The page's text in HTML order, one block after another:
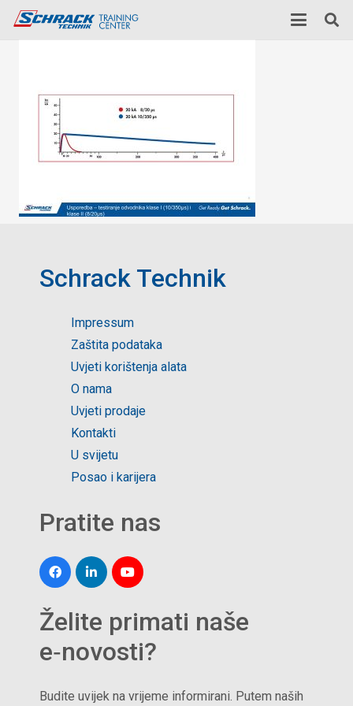
Schrack Technik
Impressum
Zaštita podataka
Uvjeti korištenja alata
O nama
Uvjeti prodaje
Kontakti
U svijetu
Posao i karijera
Pratite nas
Želite primati naše
e‑novosti?
Budite uvijek na vrijeme informirani. Putem naših